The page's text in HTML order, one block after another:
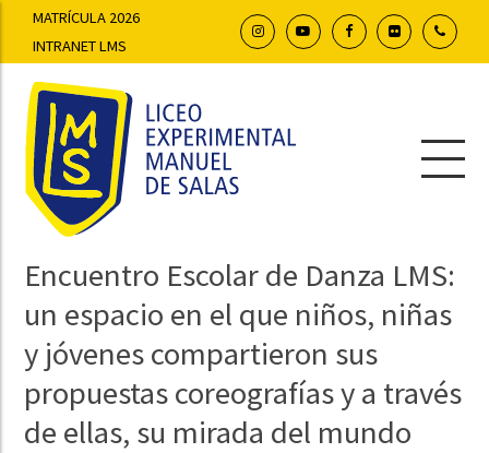
MATRÍCULA 2026
INTRANET LMS
Encuentro Escolar de Danza LMS:
un espacio en el que niños, niñas
y jóvenes compartieron sus
propuestas coreografías y a través
de ellas, su mirada del mundo